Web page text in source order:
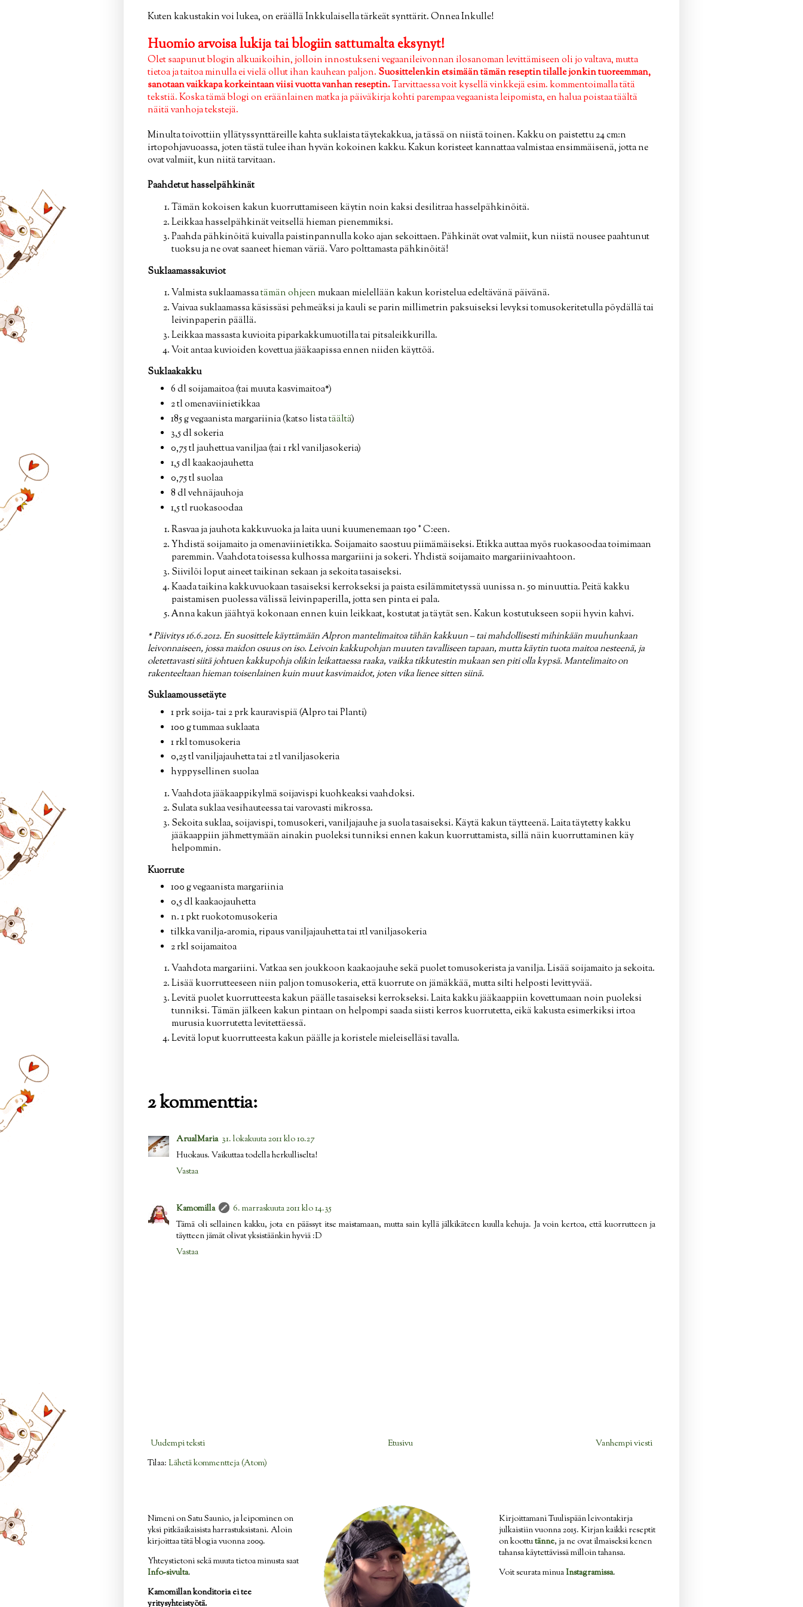
Kuten kakustakin voi lukea, on eräällä Inkkulaisella tärkeät synttärit. Onnea Inkulle!
Huomio arvoisa lukija tai blogiin sattumalta eksynyt!
Olet saapunut blogin alkuaikoihin, jolloin innostukseni vegaanileivonnan ilosanoman levittämiseen oli jo valtava, mutta
tietoa ja taitoa minulla ei vielä ollut ihan kauhean paljon. Suosittelenkin etsimään tämän reseptin tilalle jonkin tuoreemman,
sanotaan vaikkapa korkeintaan viisi vuotta vanhan reseptin.Tarvittaessa voit kysellä vinkkejä esim. kommentoimalla tätä
tekstiä. Koska tämä blogi on eräänlainen matka ja päiväkirja kohti parempaa vegaanista leipomista, en halua poistaa täältä
näitä vanhoja tekstejä.
Minulta toivottiin yllätyssynttäreille kahta suklaista täytekakkua, ja tässä on niistä toinen. Kakku on paistettu 24 cm:n
irtopohjavuoassa, joten tästä tulee ihan hyvän kokoinen kakku. Kakun koristeet kannattaa valmistaa ensimmäisenä, jotta ne
ovat valmiit, kun niitä tarvitaan.
Paahdetut hasselpähkinät
Tämän kokoisen kakun kuorruttamiseen käytin noin kaksi desilitraa hasselpähkinöitä.
Leikkaa hasselpähkinät veitsellä hieman pienemmiksi.
Paahda pähkinöitä kuivalla paistinpannulla koko ajan sekoittaen. Pähkinät ovat valmiit, kun niistä nousee paahtunut
tuoksu ja ne ovat saaneet hieman väriä. Varo polttamasta pähkinöitä!
Suklaamassakuviot
Valmista suklaamassatämän ohjeen mukaan mielellään kakun koristelua edeltävänä päivänä.
Vaivaa suklaamassa käsissäsi pehmeäksi ja kauli se parin millimetrin paksuiseksi levyksi tomusokeritetulla pöydällä tai
leivinpaperin päällä.
Leikkaa massasta kuvioita piparkakkumuotilla tai pitsaleikkurilla.
Voit antaa kuvioiden kovettua jääkaapissa ennen niiden käyttöä.
Suklaakakku
6 dl soijamaitoa (tai muuta kasvimaitoa*)
2 tl omenaviinietikkaa
185 g vegaanista margariinia (katso listatäältä)
3,5 dl sokeria
0,75 tl jauhettua vaniljaa (tai 1 rkl vaniljasokeria)
1,5 dl kaakaojauhetta
0,75 tl suolaa
8 dl vehnäjauhoja
1,5 tl ruokasoodaa
Rasvaa ja jauhota kakkuvuoka ja laita uuni kuumenemaan 190 ° C:een.
Yhdistä soijamaito ja omenaviinietikka. Soijamaito saostuu piimämäiseksi. Etikka auttaa myös ruokasoodaa toimimaan
paremmin. Vaahdota toisessa kulhossa margariini ja sokeri. Yhdistä soijamaito margariinivaahtoon.
Siivilöi loput aineet taikinan sekaan ja sekoita tasaiseksi.
Kaada taikina kakkuvuokaan tasaiseksi kerrokseksi ja paista esilämmitetyssä uunissa n. 50 minuuttia. Peitä kakku
paistamisen puolessa välissä leivinpaperilla, jotta sen pinta ei pala.
Anna kakun jäähtyä kokonaan ennen kuin leikkaat, kostutat ja täytät sen. Kakun kostutukseen sopii hyvin kahvi.
* Päivitys 16.6.2012. En suosittele käyttämään Alpron mantelimaitoa tähän kakkuun – tai mahdollisesti mihinkään muuhunkaan
leivonnaiseen, jossa maidon osuus on iso. Leivoin kakkupohjan muuten tavalliseen tapaan, mutta käytin tuota maitoa nesteenä, ja
oletettavasti siitä johtuen kakkupohja olikin leikattaessa raaka, vaikka tikkutestin mukaan sen piti olla kypsä. Mantelimaito on
rakenteeltaan hieman toisenlainen kuin muut kasvimaidot, joten vika lienee sitten siinä.
Suklaamoussetäyte
1 prk soija- tai 2 prk kauravispiä (Alpro tai Planti)
100 g tummaa suklaata
1 rkl tomusokeria
0,25 tl vaniljajauhetta tai 2 tl vaniljasokeria
hyppysellinen suolaa
Vaahdota jääkaappikylmä soijavispi kuohkeaksi vaahdoksi.
Sulata suklaa vesihauteessa tai varovasti mikrossa.
Sekoita suklaa, soijavispi, tomusokeri, vaniljajauhe ja suola tasaiseksi. Käytä kakun täytteenä. Laita täytetty kakku
jääkaappiin jähmettymään ainakin puoleksi tunniksi ennen kakun kuorruttamista, sillä näin kuorruttaminen käy
helpommin.
Kuorrute
100 g vegaanista margariinia
0,5 dl kaakaojauhetta
n. 1 pkt ruokotomusokeria
tilkka vanilja-aromia, ripaus vaniljajauhetta tai 1tl vaniljasokeria
2 rkl soijamaitoa
Vaahdota margariini. Vatkaa sen joukkoon kaakaojauhe sekä puolet tomusokerista ja vanilja. Lisää soijamaito ja sekoita.
Lisää kuorrutteeseen niin paljon tomusokeria, että kuorrute on jämäkkää, mutta silti helposti levittyvää.
Levitä puolet kuorrutteesta kakun päälle tasaiseksi kerrokseksi. Laita kakku jääkaappiin kovettumaan noin puoleksi
tunniksi. Tämän jälkeen kakun pintaan on helpompi saada siisti kerros kuorrutetta, eikä kakusta esimerkiksi irtoa
murusia kuorrutetta levitettäessä.
Levitä loput kuorrutteesta kakun päälle ja koristele mieleiselläsi tavalla.
2 kommenttia:
ArualMaria 31. lokakuuta 2011 klo 10.27
Huokaus. Vaikuttaa todella herkulliselta!
Vastaa
Kamomilla
6. marraskuuta 2011 klo 14.35
Tämä oli sellainen kakku, jota en päässyt itse maistamaan, mutta sain kyllä jälkikäteen kuulla kehuja. Ja voin kertoa, että kuorrutteen ja
täytteen jämät olivat yksistäänkin hyviä :D
Vastaa
Uudempi teksti Vanhempi viesti
Etusivu
Tilaa: Lähetä kommentteja (Atom)
Nimeni on Satu Saunio, ja leipominen on
yksi pitkäaikaisista harrastuksistani. Aloin
kirjoittaa tätä blogia vuonna 2009.
Yhteystietoni sekä muuta tietoa minusta saat
Info-sivulta.
Kamomillan konditoria ei tee
yritysyhteistyötä.
Kirjoittamani Tuulispään leivontakirja
julkaistiin vuonna 2015. Kirjan kaikki reseptit
on koottutänne, ja ne ovat ilmaiseksi kenen
tahansa käytettävissä milloin tahansa.
Voit seurata minuaInstagramissa.